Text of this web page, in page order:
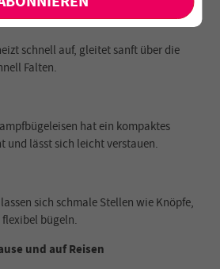
schnell auf, gleitet sanft über die
Falten.
hat ein kompaktes
und lässt sich leicht verstauen.
sich schmale Stellen wie Knöpfe,
bügeln.
und auf Reisen